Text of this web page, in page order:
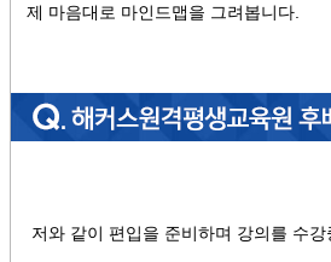
제 마음대로 마인드맵을 그려봅니다.
저와 같이 편입을 준비하며 강의를 수